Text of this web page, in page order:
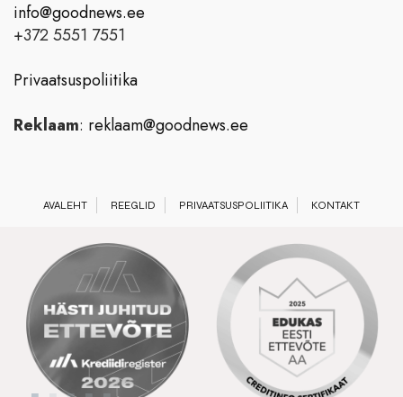
info@goodnews.ee
+372 5551 7551
Privaatsuspoliitika
Reklaam: reklaam@goodnews.ee
AVALEHT REEGLID PRIVAATSUSPOLIITIKA KONTAKT